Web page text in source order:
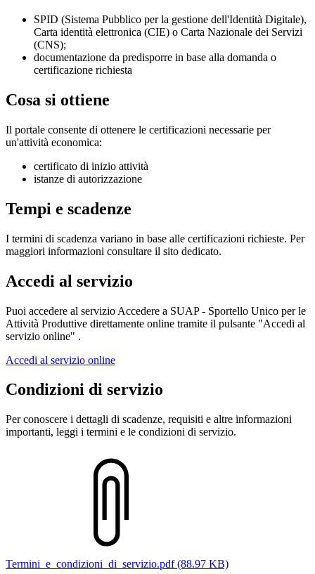
SPID (Sistema Pubblico per la gestione dell'Identità Digitale),
Carta identità elettronica (CIE) o Carta Nazionale dei Servizi
(CNS);
documentazione da predisporre in base alla domanda o
certificazione richiesta
Cosa si ottiene
Il portale consente di ottenere le certificazioni necessarie per
un'attività economica:
certificato di inizio attività
istanze di autorizzazione
Tempi e scadenze
I termini di scadenza variano in base alle certificazioni richieste. Per
maggiori informazioni consultare il sito dedicato.
Accedi al servizio
Puoi accedere al servizio Accedere a SUAP - Sportello Unico per le
Attività Produttive direttamente online tramite il pulsante "Accedi al
servizio online" .
Accedi al servizio online
Condizioni di servizio
Per conoscere i dettagli di scadenze, requisiti e altre informazioni
importanti, leggi i termini e le condizioni di servizio.
Termini_e_condizioni_di_servizio.pdf (88.97 KB)